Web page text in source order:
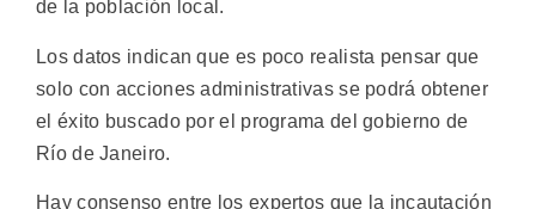
de la población local.
Los datos indican que es poco realista pensar que
solo con acciones administrativas se podrá obtener
el éxito buscado por el programa del gobierno de
Río de Janeiro.
Hay consenso entre los expertos que la incautación